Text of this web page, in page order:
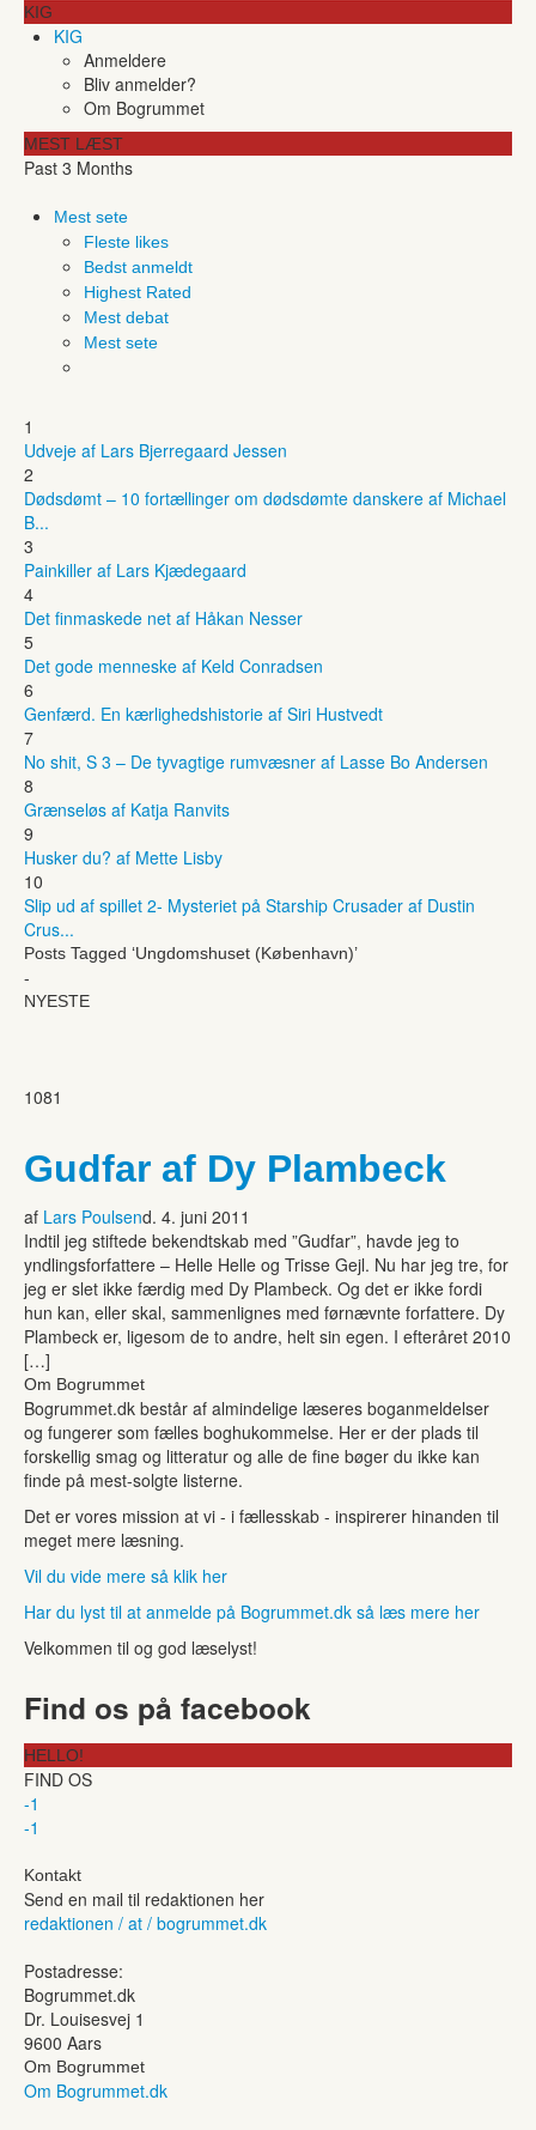
KIG
KIG
Anmeldere
Bliv anmelder?
Om Bogrummet
MEST LÆST
Past 3 Months
Mest sete
Fleste likes
Bedst anmeldt
Highest Rated
Mest debat
Mest sete
1
Udveje af Lars Bjerregaard Jessen
2
Dødsdømt – 10 fortællinger om dødsdømte danskere af Michael
B...
3
Painkiller af Lars Kjædegaard
4
Det finmaskede net af Håkan Nesser
5
Det gode menneske af Keld Conradsen
6
Genfærd. En kærlighedshistorie af Siri Hustvedt
7
No shit, S 3 – De tyvagtige rumvæsner af Lasse Bo Andersen
8
Grænseløs af Katja Ranvits
9
Husker du? af Mette Lisby
10
Slip ud af spillet 2- Mysteriet på Starship Crusader af Dustin
Crus...
Posts Tagged ‘Ungdomshuset (København)’
-
NYESTE
1081
Gudfar af Dy Plambeck
af Lars Poulsend. 4. juni 2011
Indtil jeg stiftede bekendtskab med ”Gudfar”, havde jeg to
yndlingsforfattere – Helle Helle og Trisse Gejl. Nu har jeg tre, for
jeg er slet ikke færdig med Dy Plambeck. Og det er ikke fordi
hun kan, eller skal, sammenlignes med førnævnte forfattere. Dy
Plambeck er, ligesom de to andre, helt sin egen. I efteråret 2010
[…]
Om Bogrummet
Bogrummet.dk består af almindelige læseres boganmeldelser
og fungerer som fælles boghukommelse. Her er der plads til
forskellig smag og litteratur og alle de fine bøger du ikke kan
finde på mest-solgte listerne.
Det er vores mission at vi - i fællesskab - inspirerer hinanden til
meget mere læsning.
Vil du vide mere så klik her
Har du lyst til at anmelde på Bogrummet.dk så læs mere her
Velkommen til og god læselyst!
Find os på facebook
HELLO!
FIND OS
-1
-1
Kontakt
Send en mail til redaktionen her
redaktionen / at / bogrummet.dk
Postadresse:
Bogrummet.dk
Dr. Louisesvej 1
9600 Aars
Om Bogrummet
Om Bogrummet.dk